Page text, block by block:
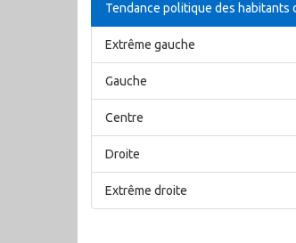
Tendance politique des habitants
Extrême gauche
Gauche
Centre
Droite
Extrême droite